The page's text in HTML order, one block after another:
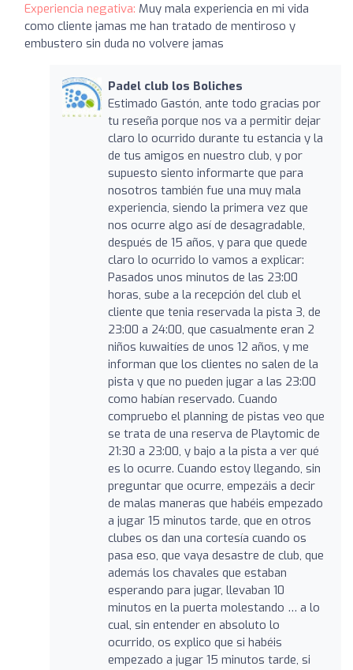
Experiencia negativa: Muy mala experiencia en mi vida
como cliente jamas me han tratado de mentiroso y
embustero sin duda no volvere jamas
Padel club los Boliches
Estimado Gastón, ante todo gracias por
tu reseña porque nos va a permitir dejar
claro lo ocurrido durante tu estancia y la
de tus amigos en nuestro club, y por
supuesto siento informarte que para
nosotros también fue una muy mala
experiencia, siendo la primera vez que
nos ocurre algo así de desagradable,
después de 15 años, y para que quede
claro lo ocurrido lo vamos a explicar:
Pasados unos minutos de las 23:00
horas, sube a la recepción del club el
cliente que tenia reservada la pista 3, de
23:00 a 24:00, que casualmente eran 2
niños kuwaitíes de unos 12 años, y me
informan que los clientes no salen de la
pista y que no pueden jugar a las 23:00
como habían reservado. Cuando
compruebo el planning de pistas veo que
se trata de una reserva de Playtomic de
21:30 a 23:00, y bajo a la pista a ver qué
es lo ocurre. Cuando estoy llegando, sin
preguntar que ocurre, empezáis a decir
de malas maneras que habéis empezado
a jugar 15 minutos tarde, que en otros
clubes os dan una cortesía cuando os
pasa eso, que vaya desastre de club, que
además los chavales que estaban
esperando para jugar, llevaban 10
minutos en la puerta molestando … a lo
cual, sin entender en absoluto lo
ocurrido, os explico que si habéis
empezado a jugar 15 minutos tarde, si